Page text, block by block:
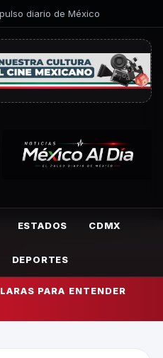
diario de México
ESTADOS CDMX
DEPORTES
PARA ENTENDER